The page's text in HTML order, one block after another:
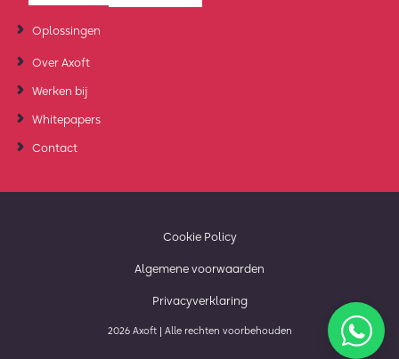
Oplossingen
Over Axoft
Werken bij
Whitepapers
Contact
Cookie Policy
Algemene voorwaarden
Privacyverklaring
2026 Axoft | Alle rechten voorbehouden